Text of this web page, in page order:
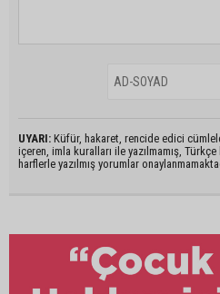
UYARI: Küfür, hakaret, rencide edici
içeren, imla kuralları ile yazılmamış,
harflerle yazılmış yorumlar